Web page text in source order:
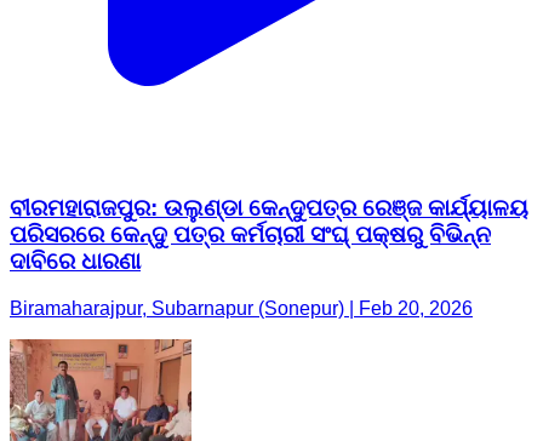
ବୀରମହାରାଜପୁର: ଉଲୁଣ୍ଡା କେନ୍ଦୁପତ୍ର ରେଞ୍ଜ କାର୍ଯ୍ୟାଳୟ
ପରିସରରେ କେନ୍ଦୁ ପତ୍ର କର୍ମଚାରୀ ସଂଘ୍ ପକ୍ଷରୁ ବିଭିନ୍ନ
ଦାବିରେ ଧାରଣା
Biramaharajpur, Subarnapur (Sonepur) | Feb 20, 2026